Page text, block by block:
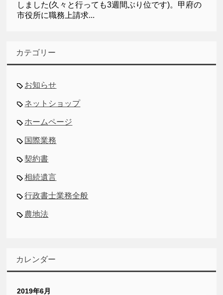
しました(久々と行っても3週間ぶり位です)。甲府の
市役所に職務上請求...
カテゴリー
お知らせ
ネットショップ
ホームページ
国際業務
契約書
相続遺言
行政書士業務全般
農地法
カレンダー
2019年6月